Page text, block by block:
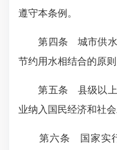
遵守本条例。
第四条 城市供水工
节约用水相结合的原则
第五条 县级以上
业纳入国民经济和社会
第六条 国家实行